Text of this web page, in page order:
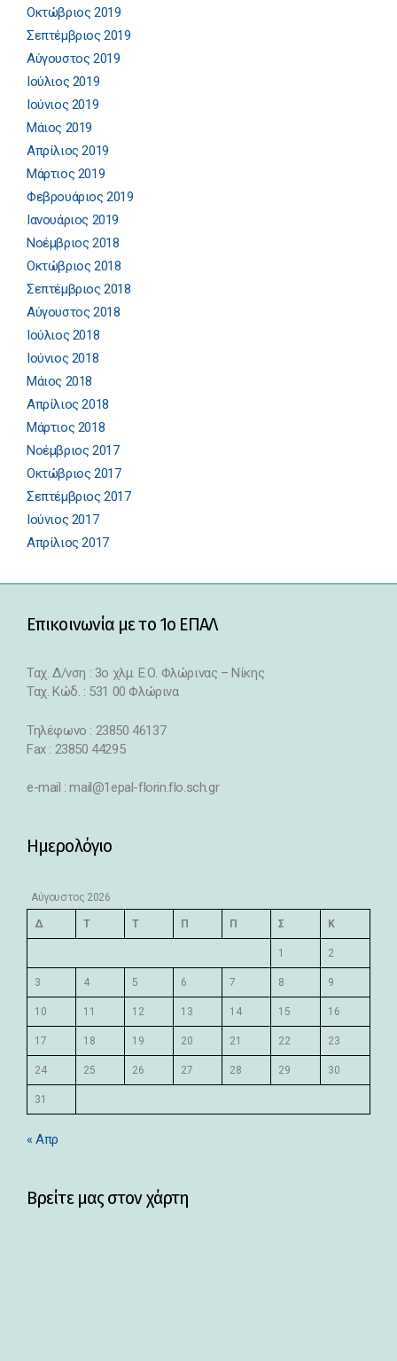
Οκτώβριος 2019
Σεπτέμβριος 2019
Αύγουστος 2019
Ιούλιος 2019
Ιούνιος 2019
Μάιος 2019
Απρίλιος 2019
Μάρτιος 2019
Φεβρουάριος 2019
Ιανουάριος 2019
Νοέμβριος 2018
Οκτώβριος 2018
Σεπτέμβριος 2018
Αύγουστος 2018
Ιούλιος 2018
Ιούνιος 2018
Μάιος 2018
Απρίλιος 2018
Μάρτιος 2018
Νοέμβριος 2017
Οκτώβριος 2017
Σεπτέμβριος 2017
Ιούνιος 2017
Απρίλιος 2017
Επικοινωνία με το 1ο ΕΠΑΛ
Ταχ. Δ/νση : 3o χλμ. Ε.Ο. Φλώρινας – Νίκης
Ταχ. Κώδ. : 531 00 Φλώρινα
Τηλέφωνο : 23850 46137
Fax : 23850 44295
e-mail : mail@1epal-florin.flo.sch.gr
Ημερολόγιο
Αύγουστος 2026
Δ Τ Τ Π Π Σ Κ
1 2
3 4 5 6 7 8 9
10 11 12 13 14 15 16
17 18 19 20 21 22 23
24 25 26 27 28 29 30
31
« Απρ
Βρείτε μας στον χάρτη